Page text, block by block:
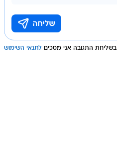
בשליחת התגובה אני מסכים לתנאי השימוש